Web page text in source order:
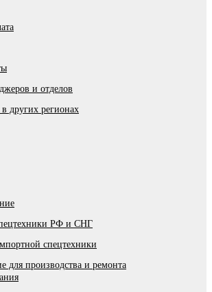
и отделов
других регионах
РФ и СНГ
спецтехники
для производства и ремонта